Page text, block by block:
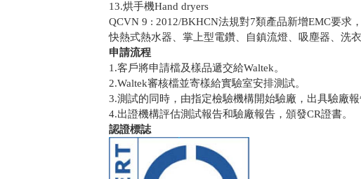
13.烘手機Hand dryers
QCVN 9 : 2012/BKHCN法規對7類產品新增EMC要求
快熱式熱水器、掌上型電鑽、自鎮流燈、吸塵器、洗
申請流程
1.客戶將申請檔及樣品遞交給Waltek。
2.Waltek審核檔並寄樣給實驗室安排測試。
3.測試的同時，由指定檢驗機構開始驗廠，出具驗廠報
4.出證機構評估測試報告和驗廠報告，頒發CR證書。
認證標誌